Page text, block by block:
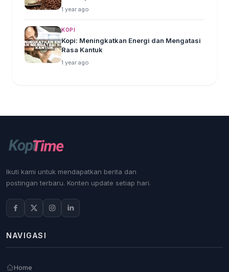
1 year ago
KOPI
Kopi: Meningkatkan Energi dan Mengatasi
Rasa Kantuk
1 year ago
Ikuti kami untuk mendapatkan berita dan
postingan terbaru. Konten update setiap hari.
NAVIGASI
Home